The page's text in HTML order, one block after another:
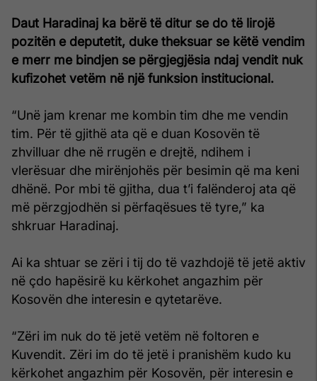
Daut Haradinaj ka bërë të ditur se do të lirojë
pozitën e deputetit, duke theksuar se këtë vendim
e merr me bindjen se përgjegjësia ndaj vendit nuk
kufizohet vetëm në një funksion institucional.
“Unë jam krenar me kombin tim dhe me vendin
tim. Për të gjithë ata që e duan Kosovën të
zhvilluar dhe në rrugën e drejtë, ndihem i
vlerësuar dhe mirënjohës për besimin që ma keni
dhënë. Por mbi të gjitha, dua t’i falënderoj ata që
më përzgjodhën si përfaqësues të tyre,” ka
shkruar Haradinaj.
Ai ka shtuar se zëri i tij do të vazhdojë të jetë aktiv
në çdo hapësirë ku kërkohet angazhim për
Kosovën dhe interesin e qytetarëve.
“Zëri im nuk do të jetë vetëm në foltoren e
Kuvendit. Zëri im do të jetë i pranishëm kudo ku
kërkohet angazhim për Kosovën, për interesin e